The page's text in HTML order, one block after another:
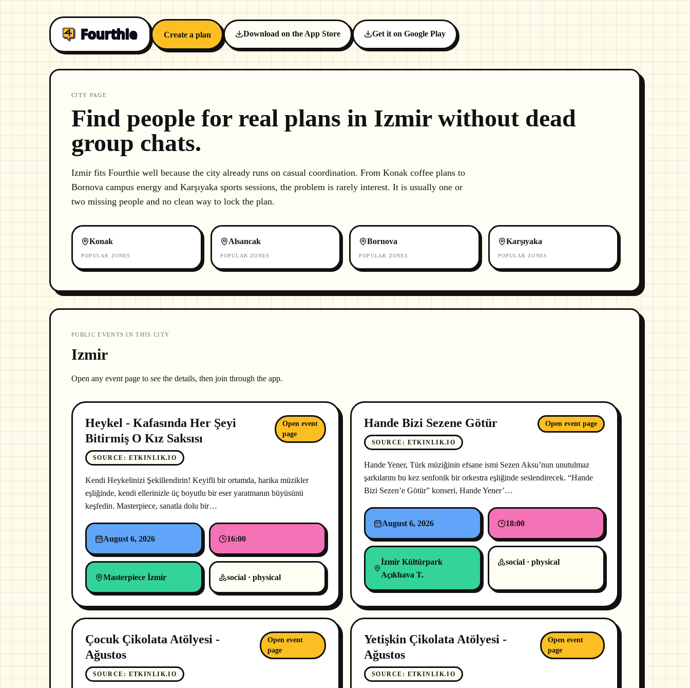
Create a plan Download on the App Store Get it on Google Play
CITY PAGE
Find people for real plans in Izmir without dead
group chats.
Izmir fits Fourthie well because the city already runs on casual coordination. From Konak coffee plans to
Bornova campus energy and Karşıyaka sports sessions, the problem is rarely interest. It is usually one or
two missing people and no clean way to lock the plan.
Konak
POPULAR ZONES
Alsancak
POPULAR ZONES
Bornova
POPULAR ZONES
Karşıyaka
POPULAR ZONES
PUBLIC EVENTS IN THIS CITY
Izmir
Open any event page to see the details, then join through the app.
Heykel - Kafasında Her Şeyi
Bitirmiş O Kız Saksısı
SOURCE : ETKINLIK.IO
Open event
page
Kendi Heykelinizi Şekillendirin! Keyifli bir ortamda, harika müzikler
eşliğinde, kendi ellerinizle üç boyutlu bir eser yaratmanın büyüsünü
keşfedin. Masterpiece, sanatla dolu bir…
August 6, 2026 16:00
Masterpiece İzmir social · physical
Hande Bizi Sezene Götür
SOURCE : ETKINLIK.IO
Open event page
Hande Yener, Türk müziğinin efsane ismi Sezen Aksu’nun unutulmaz
şarkılarını bu kez senfonik bir orkestra eşliğinde seslendirecek. “Hande
Bizi Sezen’e Götür” konseri, Hande Yener’…
August 6, 2026 18:00
İzmir Kültürpark
Açıkhava T.
social · physical
Çocuk Çikolata Atölyesi -
Ağustos
SOURCE : ETKINLIK.IO
Open event
page
Yetişkin Çikolata Atölyesi -
Ağustos
SOURCE : ETKINLIK.IO
Open event
page